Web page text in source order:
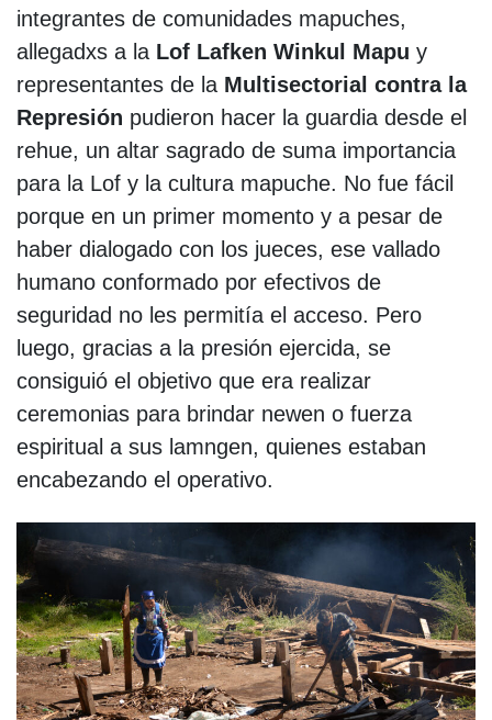
integrantes de comunidades mapuches,
allegadxs a la Lof Lafken Winkul Mapu y
representantes de la Multisectorial contra la
Represión pudieron hacer la guardia desde el
rehue, un altar sagrado de suma importancia
para la Lof y la cultura mapuche. No fue fácil
porque en un primer momento y a pesar de
haber dialogado con los jueces, ese vallado
humano conformado por efectivos de
seguridad no les permitía el acceso. Pero
luego, gracias a la presión ejercida, se
consiguió el objetivo que era realizar
ceremonias para brindar newen o fuerza
espiritual a sus lamngen, quienes estaban
encabezando el operativo.